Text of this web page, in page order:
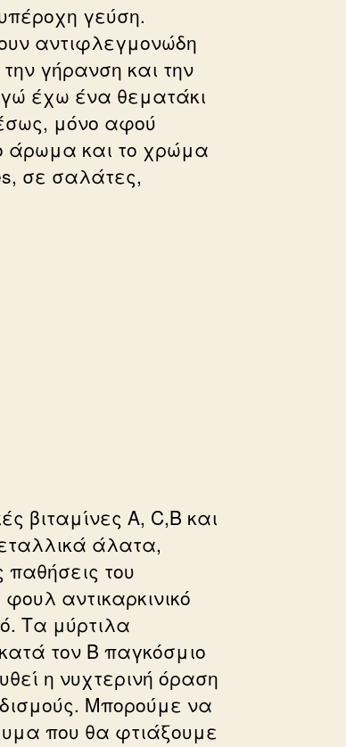
γεύση.
αντιφλεγμονώδη
γήρανση και την
έχω ένα θεματάκι
μόνο αφού
άρωμα και το χρώμα
σε σαλάτες,
βιταμίνες Α, C,B και
άλατα,
παθήσεις του
αντικαρκινικό
Τα μύρτιλα
τον Β παγκόσμιο
η νυχτερινή όραση
Μπορούμε να
που θα φτιάξουμε